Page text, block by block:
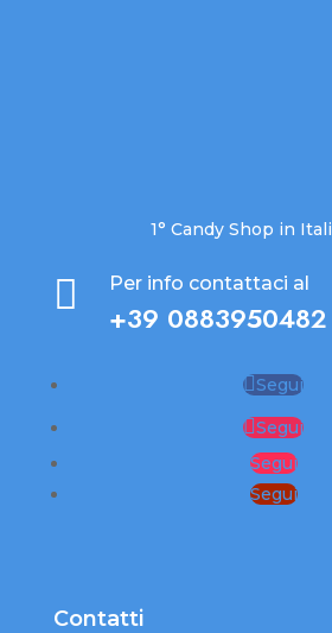
1° Candy Shop in
 Per info contattaci al
+39 0883950482
Segui
Segui
Segui
Segui
Contatti